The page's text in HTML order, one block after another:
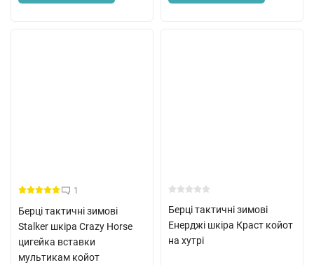
1
Берці тактичні зимові
Stalker шкіра Crazy Horse
цигейка вставки
мультикам койот
Берці тактичні зимові
Енерджі шкіра Краст койот
на хутрі